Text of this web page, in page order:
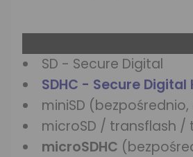
SD - Secure Digital
SDHC - Secure
miniSD
microSD / transflash
microSDHC